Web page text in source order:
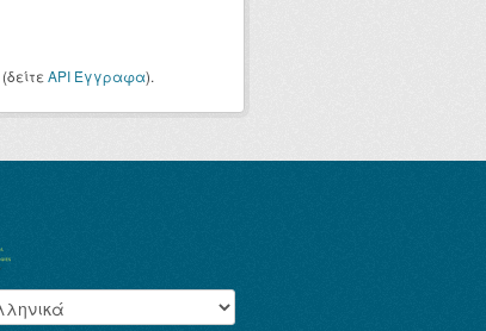
(δείτε API Έγγραφα).